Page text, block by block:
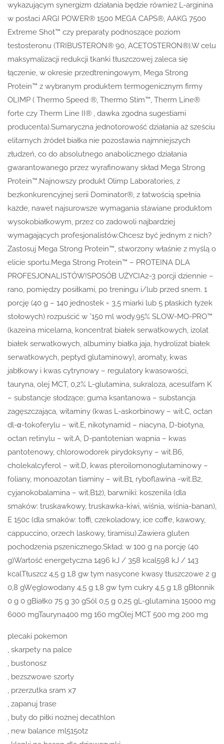
wykazującym synergizm działania będzie również L-arginina
w postaci ARGI POWER® 1500 MEGA CAPS®, AAKG 7500
Extreme Shot™ czy preparaty podnoszące poziom
testosteronu (TRIBUSTERON® 90, ACETOSTERON®).W celu
maksymalizacji redukcji tkanki tłuszczowej zaleca się
łączenie, w okresie przedtreningowym, Mega Strong
Protein™ z wybranym produktem termogenicznym firmy
OLIMP ( Thermo Speed ®, Thermo Stim™, Therm Line®
forte czy Therm Line II® , dawka zgodna sugestiami
producenta).Sumaryczna jednotorowość działania aż sześciu
elitarnych źródeł białka nie pozostawia najmniejszych
złudzeń, co do absolutnego anabolicznego działania
gwarantowanego przez wyrafinowany skład Mega Strong
Protein™.Najnowszy produkt Olimp Laboratories, z
bezkonkurencyjnej serii Dominator®, z łatwością spełnia
każde, nawet najsurowsze wymagania stawiane produktom
wysokobiałkowym, przez co zadowoli najbardziej
wymagających profesjonalistów.Chcesz być jednym z nich?
Zastosuj Mega Strong Protein™, stworzony właśnie z myślą o
elicie sportu.Mega Strong Protein™ – PROTEINA DLA
PROFESJONALISTÓW!SPOSÓB UŻYCIA2-3 porcji dziennie –
rano, pomiędzy posiłkami, po treningu i/lub przed snem. 1
porcję (40 g – 140 jednostek = 3,5 miarki lub 5 płaskich łyżek
stołowych) rozpuścić w °150 ml wody.95% SLOW-MO-PRO™
(kazeina micelarna, koncentrat białek serwatkowych, izolat
białek serwatkowych, albuminy białka jaja, hydrolizat białek
serwatkowych, peptyd glutaminowy), aromaty, kwas
jabłkowy i kwas cytrynowy – regulatory kwasowości,
tauryna, olej MCT, 0,2% L-glutamina, sukraloza, acesulfam K
– substancje słodzące; guma ksantanowa – substancja
zagęszczająca, witaminy (kwas L-askorbinowy – wit.C, octan
dl-α-tokoferylu – wit.E, nikotynamid – niacyna, D-biotyna,
octan retinylu – wit.A, D-pantotenian wapnia – kwas
pantotenowy, chlorowodorek pirydoksyny – wit.B6,
cholekalcyferol – wit.D, kwas pteroilomonoglutaminowy –
foliany, monoazotan tiaminy – wit.B1, ryboflawina -wit.B2,
cyjanokobalamina – wit.B12), barwniki: koszenila (dla
smaków: truskawkowy, truskawka-kiwi, wiśnia, wiśnia-banan),
E 150c (dla smaków: toffi, czekoladowy, ice coffe, kawowy,
cappuccino, orzech laskowy, tiramisu).Zawiera gluten
pochodzenia pszenicznego.Skład: w 100 g na porcję (40
g)Wartość energetyczna 1496 kJ / 358 kcal598 kJ / 143
kcalTłuszcz 4,5 g 1,8 gw tym nasycone kwasy tłuszczowe 2 g
0,8 gWęglowodany 4,5 g 1,8 gw tym cukry 4,5 g 1,8 gBłonnik
0 g 0 gBiałko 75 g 30 gSól 0,5 g 0,25 gL-glutamina 15000 mg
6000 mgTauryna400 mg 160 mgOlej MCT 500 mg 200 mg
plecaki pokemon
, skarpety na palce
, bustonosz
, bezszwowe szorty
, przerzutka sram x7
, zapanuj trase
, buty do piłki nożnej decathlon
, new balance ml515otz